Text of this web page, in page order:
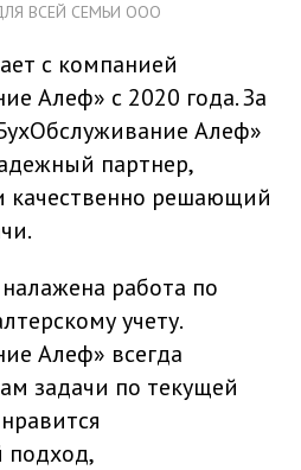
ВСЕЙ СЕМЬИ ООО
с компанией
Алеф» с 2020 года. За
Алеф»
партнер,
качественно решающий
работа по
учету.
Алеф» всегда
задачи по текущей
подход,